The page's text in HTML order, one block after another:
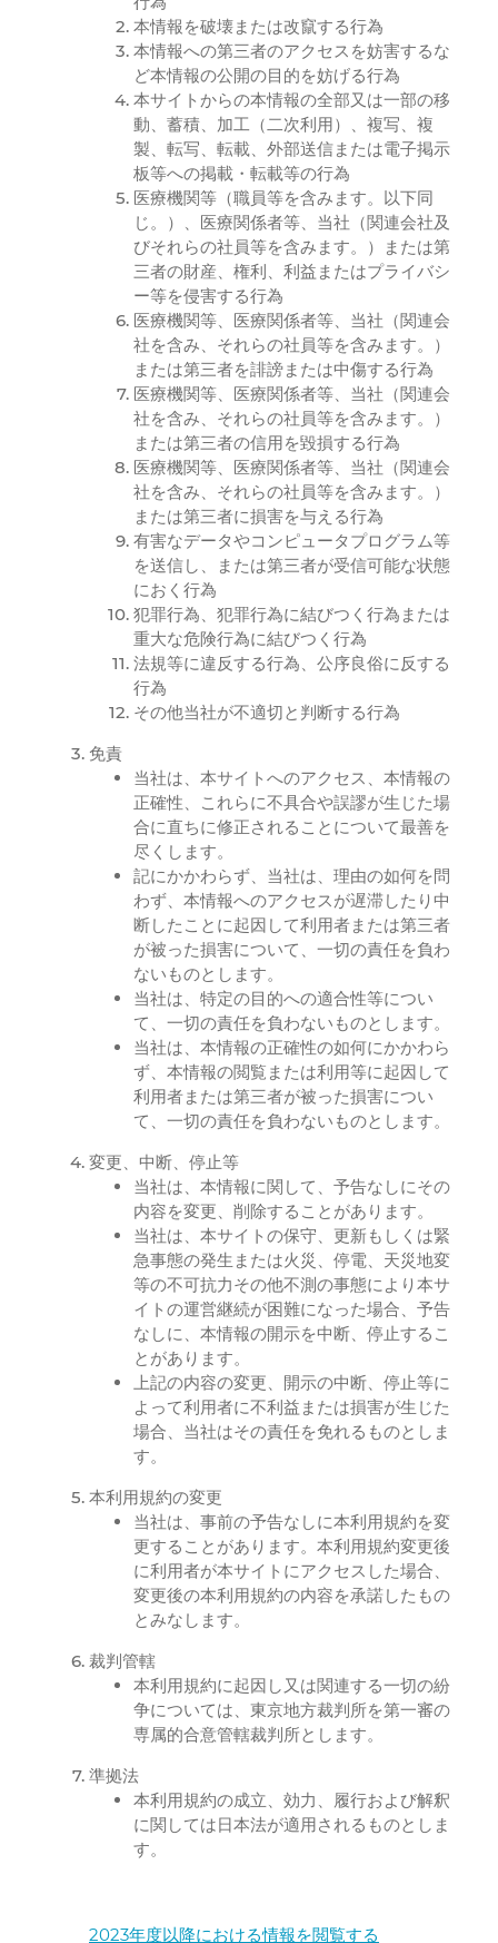
本情報を破壊または改竄する行為
本情報への第三者のアクセスを妨害するな
ど本情報の公開の目的を妨げる行為
本サイトからの本情報の全部又は一部の移
動、蓄積、加工（二次利用）、複写、複
製、転写、転載、外部送信または電子掲示
板等への掲載・転載等の行為
医療機関等（職員等を含みます。以下同
じ。）、医療関係者等、当社（関連会社及
びそれらの社員等を含みます。）または第
三者の財産、権利、利益またはプライバシ
ー等を侵害する行為
医療機関等、医療関係者等、当社（関連会
社を含み、それらの社員等を含みます。）
または第三者を誹謗または中傷する行為
医療機関等、医療関係者等、当社（関連会
社を含み、それらの社員等を含みます。）
または第三者の信用を毀損する行為
医療機関等、医療関係者等、当社（関連会
社を含み、それらの社員等を含みます。）
または第三者に損害を与える行為
有害なデータやコンピュータプログラム等
を送信し、または第三者が受信可能な状態
におく行為
犯罪行為、犯罪行為に結びつく行為または
重大な危険行為に結びつく行為
法規等に違反する行為、公序良俗に反する
行為
その他当社が不適切と判断する行為
免責
当社は、本サイトへのアクセス、本情報の
正確性、これらに不具合や誤謬が生じた場
合に直ちに修正されることについて最善を
尽くします。
記にかかわらず、当社は、理由の如何を問
わず、本情報へのアクセスが遅滞したり中
断したことに起因して利用者または第三者
が被った損害について、一切の責任を負わ
ないものとします。
当社は、特定の目的への適合性等につい
て、一切の責任を負わないものとします。
当社は、本情報の正確性の如何にかかわら
ず、本情報の閲覧または利用等に起因して
利用者または第三者が被った損害につい
て、一切の責任を負わないものとします。
変更、中断、停止等
当社は、本情報に関して、予告なしにその
内容を変更、削除することがあります。
当社は、本サイトの保守、更新もしくは緊
急事態の発生または火災、停電、天災地変
等の不可抗力その他不測の事態により本サ
イトの運営継続が困難になった場合、予告
なしに、本情報の開示を中断、停止するこ
とがあります。
上記の内容の変更、開示の中断、停止等に
よって利用者に不利益または損害が生じた
場合、当社はその責任を免れるものとしま
す。
本利用規約の変更
当社は、事前の予告なしに本利用規約を変
更することがあります。本利用規約変更後
に利用者が本サイトにアクセスした場合、
変更後の本利用規約の内容を承諾したもの
とみなします。
裁判管轄
本利用規約に起因し又は関連する一切の紛
争については、東京地方裁判所を第一審の
専属的合意管轄裁判所とします。
準拠法
本利用規約の成立、効力、履行および解釈
に関しては日本法が適用されるものとしま
す。
2023年度以降における情報を閲覧する